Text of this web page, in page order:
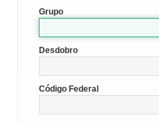
Grupo
Desdobro
Código Federal